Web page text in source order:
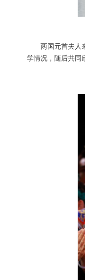
两国元首夫人
学情况，随后共同